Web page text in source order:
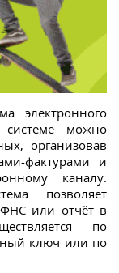
электронного
системе можно
организовав
фактурами и
каналу.
позволяет
или отчёт в
по
ключ или по